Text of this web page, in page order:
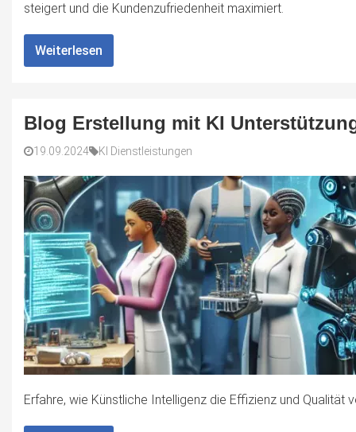
steigert und die Kundenzufriedenheit maximiert.
Weiterlesen
Blog Erstellung mit KI
19.09.2024 KI Dienstleistungen
Erfahre, wie Künstliche Intelligenz die Effizienz und